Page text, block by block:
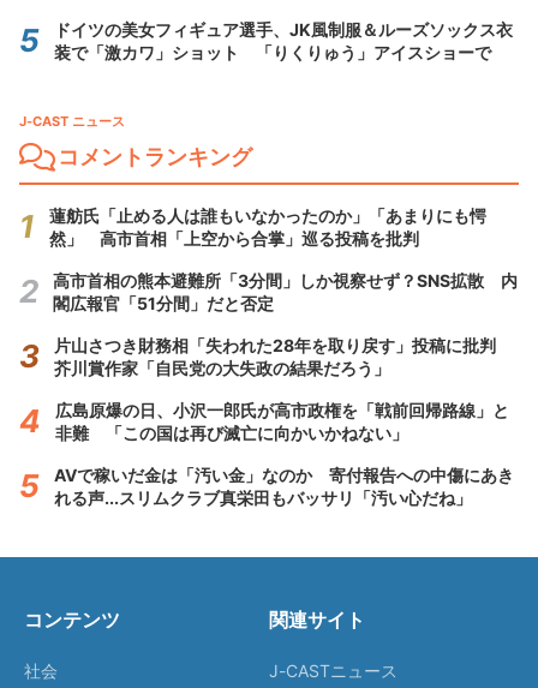
ドイツの美女フィギュア選手、JK風制服＆ルーズソックス衣
装で「激カワ」ショット 「りくりゅう」アイスショーで
J-CAST ニュース
コメントランキング
蓮舫氏「止める人は誰もいなかったのか」「あまりにも愕
然」 高市首相「上空から合掌」巡る投稿を批判
高市首相の熊本避難所「3分間」しか視察せず？SNS拡散 内
閣広報官「51分間」だと否定
片山さつき財務相「失われた28年を取り戻す」投稿に批判
芥川賞作家「自民党の大失政の結果だろう」
広島原爆の日、小沢一郎氏が高市政権を「戦前回帰路線」と
非難 「この国は再び滅亡に向かいかねない」
AVで稼いだ金は「汚い金」なのか 寄付報告への中傷にあき
れる声...スリムクラブ真栄田もバッサリ「汚い心だね」
コンテンツ
社会
関連サイト
J-CASTニュース